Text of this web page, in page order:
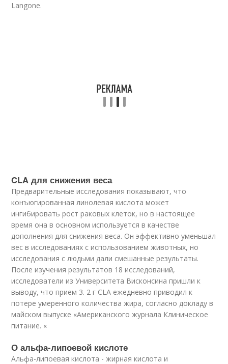
Langone.
CLA для снижения веса
Предварительные исследования показывают, что
конъюгированная линолевая кислота может
ингибировать рост раковых клеток, но в настоящее
время она в основном используется в качестве
дополнения для снижения веса. Он эффективно уменьшал
вес в исследованиях с использованием животных, но
исследования с людьми дали смешанные результаты.
После изучения результатов 18 исследований,
исследователи из Университета Висконсина пришли к
выводу, что прием 3. 2 г CLA ежедневно приводил к
потере умеренного количества жира, согласно докладу в
майском выпуске «Американского журнала Клиническое
питание. «
О альфа-липоевой кислоте
Альфа-липоевая кислота - жирная кислота и